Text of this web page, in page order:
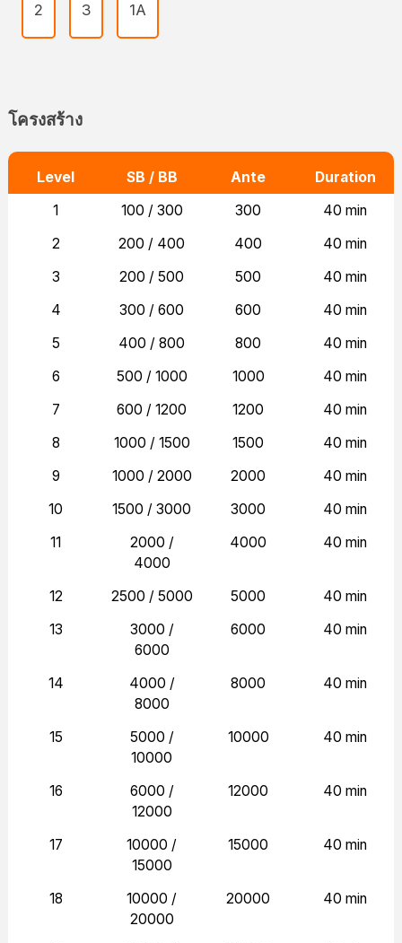
2 3 1A
โครงสร้าง
Level SB / BB Ante
Duration
1
100 / 300 300
40 min
2
200 / 400 400
40 min
3
200 / 500 500
40 min
4
300 / 600 600
40 min
5
400 / 800 800
40 min
6
500 / 1000 1000
40 min
7
600 / 1200 1200
40 min
8
1000 / 1500 1500
40 min
9
1000 / 2000 2000
40 min
10
1500 / 3000 3000
40 min
11
2000 /
4000
4000 40 min
12 2500 / 5000 5000
40 min
13
3000 /
6000
6000 40 min
14
4000 /
8000
8000 40 min
15
5000 /
10000
10000 40 min
16
6000 /
12000
12000 40 min
17
10000 /
15000
15000 40 min
18
10000 /
20000
20000 40 min